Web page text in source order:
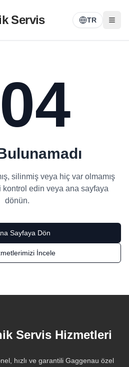
Servis TR
silinmiş veya hiç var olmamış
edin veya ana sayfaya
dönün.
Sayfaya Dön
İncele
Servis Hizmetleri
hızlı ve garantili Gaggenau özel